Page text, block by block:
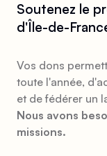
Soutenez le
d'Île-de-
Vos dons
toute l'année,
et de fédérer un
Nous avons
missions.